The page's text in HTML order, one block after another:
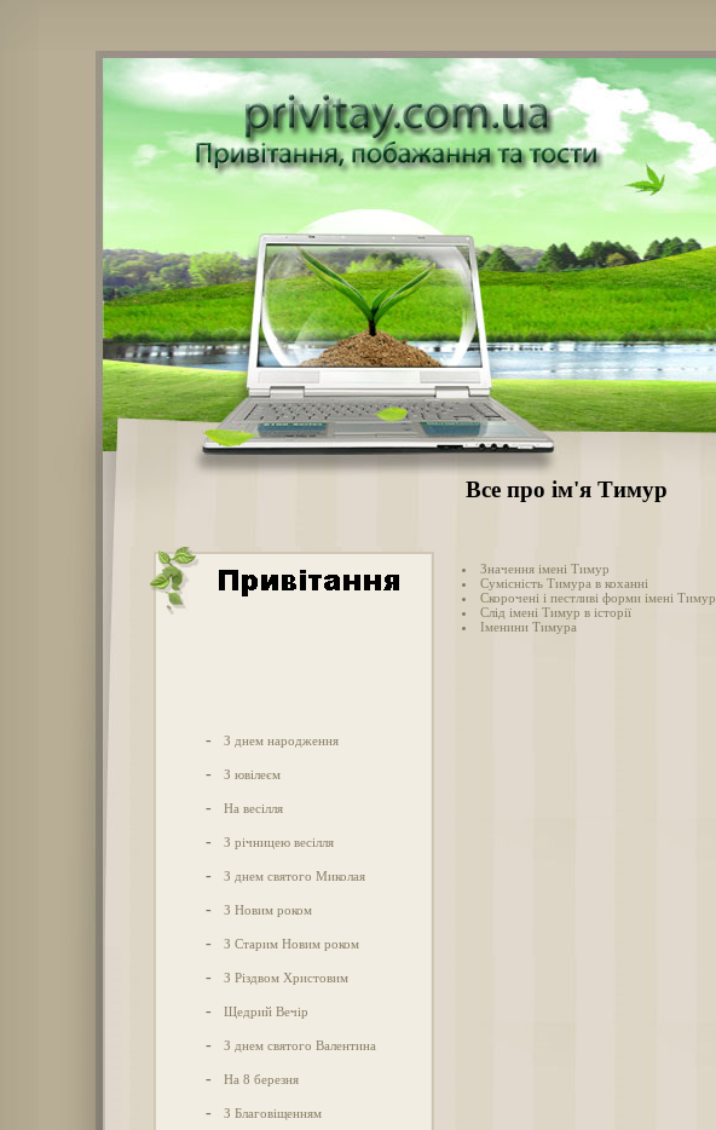
Все про ім'я Тимур
- З днем народження
- З ювілеєм
- На весілля
- З річницею весілля
- З днем святого Миколая
- З Новим роком
- З Старим Новим роком
- З Різдвом Христовим
- Щедрий Вечір
- З днем святого Валентина
- На 8 березня
- З Благовіщенням
Значення імені Тимур
Сумісність Тимура в коханні
Скорочені і пестливі форми імені Тимур
Слід імені Тимур в історії
Іменини Тимура